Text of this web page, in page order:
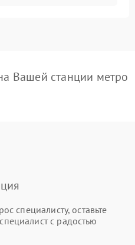
Вашей станции метро
специалисту, оставьте
с радостью